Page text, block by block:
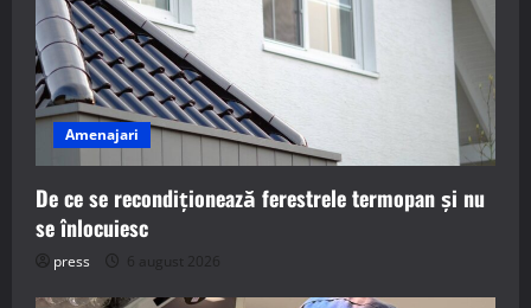
Amenajari
De ce se recondiționează ferestrele termopan și nu
se înlocuiesc
press 6 august 2026